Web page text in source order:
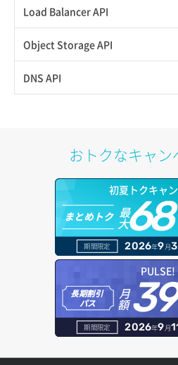
ロールからパーミッションを紐づけ解除
ロールにパーミッションを紐づけ
ロール一覧取得
ロール詳細取得
ボリューム一覧取得
ボリューム作成
ボリューム更新
ボリューム詳細一覧取得
ボリューム詳細取得
自動バックアップ有効化
自動バックアップ無効化
SSHキーペア一覧取得
SSHキーペア作成
アタッチ済みポート詳細取得
アタッチ済みボリューム一覧
アタッチ済みボリューム詳細取得
コンソールURL発行
サーバーに紐づくアドレス取得
サーバーに紐づくアドレス取得（ネッ
QoSポリシー一覧取得
QoSポリシー詳細取得
サブネット一覧取得
サブネット詳細取得
セキュリティグループ ルール一覧取得
セキュリティグループ ルール作成
セキュリティグループ ルール削除
セキュリティグループ ルール詳細取得
セキュリティグループ一覧取得
Load Balancer API
プール一覧取得
プール作成
ヘルスモニタ一覧取得
ヘルスモニタ作成
ヘルスモニタ削除
ヘルスモニタ更新
ヘルスモニタ詳細取得
Object Storage API
Web公開
オブジェクトダウンロード
オブジェクトバージョン管理
オブジェクト一覧取得
オブジェクト削除
オブジェクト削除予約
オブジェクト複製
DNS API
ドメイン情報登録
ドメイン詳細取得
レコード一覧取得
レコード作成
レコード更新
おトクなキャ
初夏トクキャ
まとめトク 最
大68
期間限定 2026年9月3
PULSE!
長期割引
パス
月
額
期間限定 2026年9月